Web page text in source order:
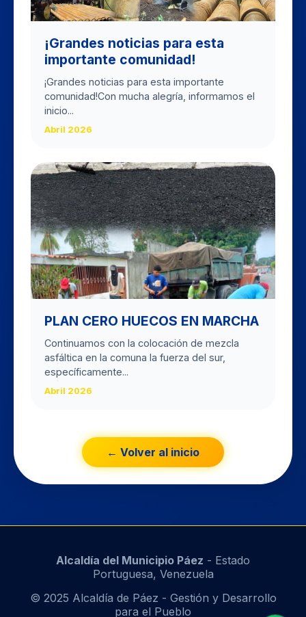
​¡Grandes noticias para esta
importante comunidad!
​¡Grandes noticias para esta importante
comunidad! ​Con mucha alegría, informamos el
inicio...
Abril 2026
PLAN CERO HUECOS EN MARCHA
Continuamos con la colocación de mezcla
asfáltica en la comuna la fuerza del sur,
específicamente...
Abril 2026
← Volver al inicio
Alcaldía del Municipio Páez - Estado
Portuguesa, Venezuela
© 2025 Alcaldía de Páez - Gestión y Desarrollo
para el Pueblo